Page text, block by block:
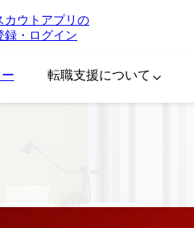
カウトアプリの
録・ログイン
転職支援について